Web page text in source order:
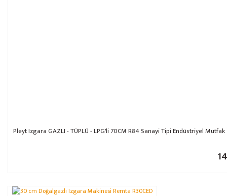
Pleyt Izgara GAZLI - TÜPLÜ - LPG'li 70CM R84 Sanayi Tipi Endüstriyel